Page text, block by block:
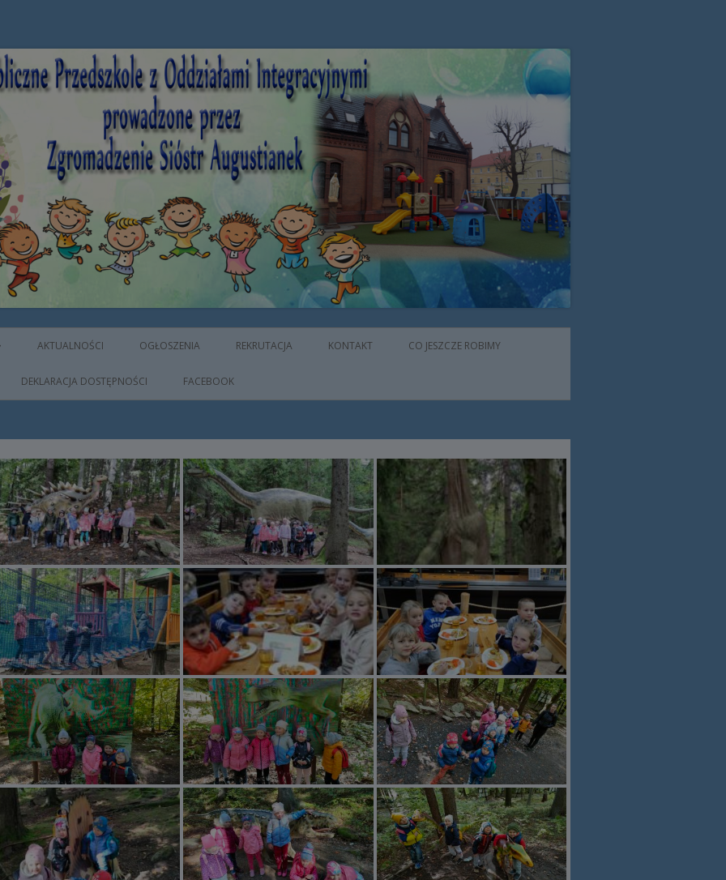
Oddziałami Integracyjnymi prowadzone przez Zgromadzenie Sióstr
AKTUALNOŚCI OGŁOSZENIA REKRUTACJA KONTAKT CO JESZCZE ROBIMY
DEKLARACJA DOSTĘPNOŚCI FACEBOOK